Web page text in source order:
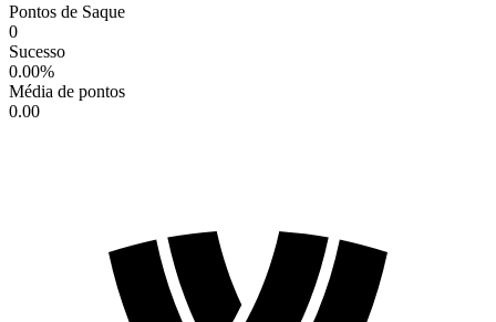
Pontos de Saque
0
Sucesso
0.00%
Média de pontos
0.00